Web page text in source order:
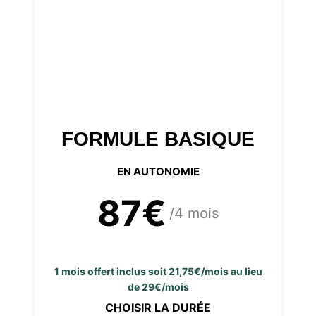
FORMULE BASIQUE
EN AUTONOMIE
87€ /4 mois
1 mois offert inclus soit 21,75€/mois au lieu
de 29€/mois
CHOISIR LA DURÉE